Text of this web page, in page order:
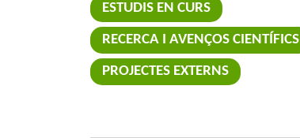
ESTUDIS EN CURS
RECERCA I AVENÇOS CIENTÍFICS
PROJECTES EXTERNS